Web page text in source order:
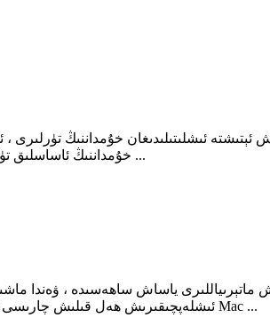
خۇمداننىڭ ئاساسلىق تۈرلىرى (ئەسكەرتىش: سۇپا چەكلىمىسى تۈپەيلىدىن ، بۇ يەرگە ھېچقانداق رەسىم قىستۇرۇلمايدۇ ، ئەمما تىپىك قۇرۇلما تەسۋىرى ...
ماتېرىياللىرى ياساش ساھەسىدە ، ۋەندا
ئىشلەپچىقىرىش ھەل قىلىش چارىسى بىلەن تەمىنلىدى. لاي خىش ماشىنىسى بىلەن شۇغۇللىنىدىغان تەجرىبىلىك ئىشلەپچىقارغۇچى بولۇش سۈپىتى بىلەن ، ۋەندا خىش Mac ...